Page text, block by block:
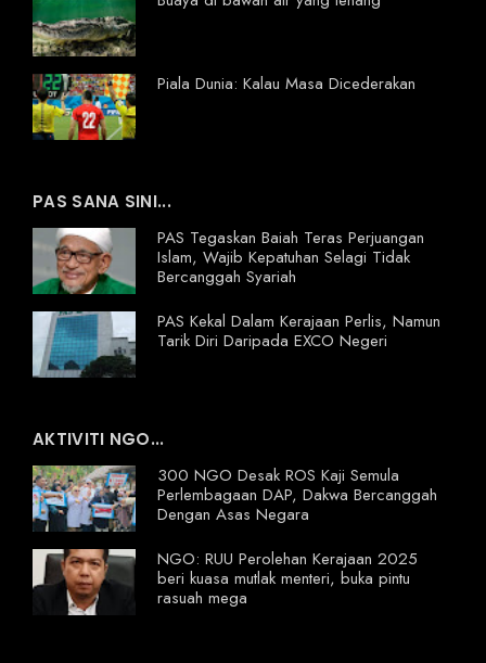
Piala Dunia: Kalau Masa Dicederakan
PAS SANA SINI...
PAS Tegaskan Baiah Teras Perjuangan
Islam, Wajib Kepatuhan Selagi Tidak
Bercanggah Syariah
PAS Kekal Dalam Kerajaan Perlis, Namun
Tarik Diri Daripada EXCO Negeri
AKTIVITI NGO...
300 NGO Desak ROS Kaji Semula
Perlembagaan DAP, Dakwa Bercanggah
Dengan Asas Negara
NGO: RUU Perolehan Kerajaan 2025
beri kuasa mutlak menteri, buka pintu
rasuah mega